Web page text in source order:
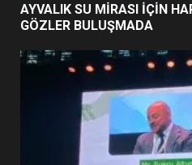
3
EİB’DE
FİNALİNDE
AYVALIK SU MİRASI İÇİN
GÖZLER BULUŞMADA